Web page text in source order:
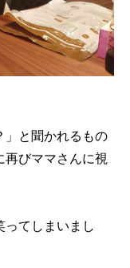
」と聞かれるもの
再びママさんに視
ってしまいまし